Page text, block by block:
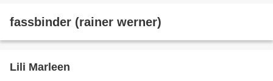
fassbinder (rainer werner)
Lili Marleen